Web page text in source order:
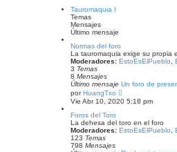
e
n
j
Tauromaquia I
Temas
Mensajes
Último mensaje
Normas del foro
La tauromaquia exige su propia
Moderadores: EstoEsElPueblo
3 Temas
8 Mensajes
Último mensaje Un foro de
porHuangTxo
e
r
l
t
Vie Abr 10, 2020 5:18 pm
Foros del Toro
La dehesa del toro en el foro
Moderadores: EstoEsElPueblo
123 Temas
798 Mensajes